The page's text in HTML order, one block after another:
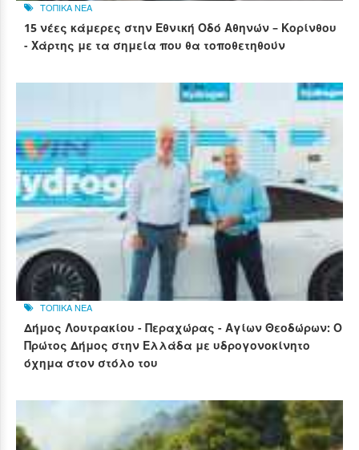
ΤΟΠΙΚΑ ΝΕΑ
15 νέες κάμερες στην Εθνική Οδό Αθηνών – Κορίνθου
- Χάρτης με τα σημεία που θα τοποθετηθούν
ΤΟΠΙΚΑ ΝΕΑ
Δήμος Λουτρακίου - Περαχώρας - Αγίων Θεοδώρων: Ο
Πρώτος Δήμος στην Ελλάδα με υδρογονοκίνητο
όχημα στον στόλο του